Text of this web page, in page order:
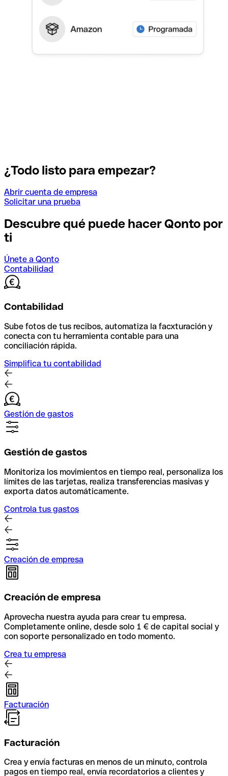
¿Todo listo para empezar?
Abrir cuenta de empresa
Solicitar una prueba
Descubre qué puede hacer Qonto por
ti
Únete a Qonto
Contabilidad
Contabilidad
Sube fotos de tus recibos, automatiza la facxturación y
conecta con tu herramienta contable para una
conciliación rápida.
Simplifica tu contabilidad
Gestión de gastos
Gestión de gastos
Monitoriza los movimientos en tiempo real, personaliza los
límites de las tarjetas, realiza transferencias masivas y
exporta datos automáticamente.
Controla tus gastos
Creación de empresa
Creación de empresa
Aprovecha nuestra ayuda para crear tu empresa.
Completamente online, desde solo 1 € de capital social y
con soporte personalizado en todo momento.
Crea tu empresa
Facturación
Facturación
Crea y envía facturas en menos de un minuto, controla
pagos en tiempo real, envía recordatorios a clientes y